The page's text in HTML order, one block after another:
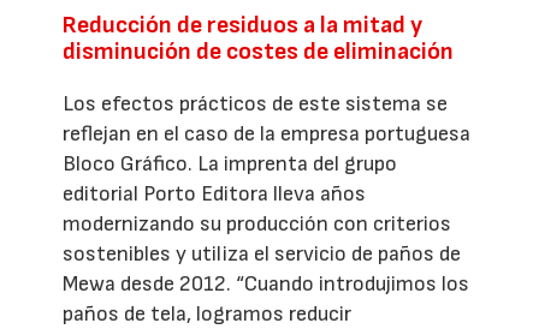
Reducción de residuos a la mitad y
disminución de costes de eliminación
Los efectos prácticos de este sistema se
reflejan en el caso de la empresa portuguesa
Bloco Gráfico. La imprenta del grupo
editorial Porto Editora lleva años
modernizando su producción con criterios
sostenibles y utiliza el servicio de paños de
Mewa desde 2012. “Cuando introdujimos los
paños de tela, logramos reducir